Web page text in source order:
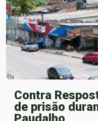
Contra
de prisão